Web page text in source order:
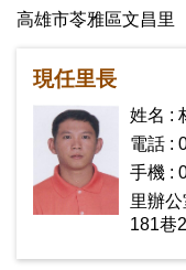
高雄市苓雅區文昌里
現任里長
姓名 :
電話 :
手機 :
里辦
181巷